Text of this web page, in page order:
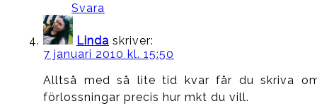
Svara
Linda skriver:
7 januari 2010 kl. 15:50
Alltså med så lite tid kvar får du skriva
förlossningar precis hur mkt du vill.